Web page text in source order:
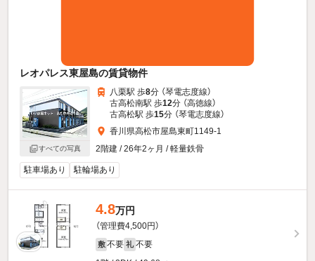
レオパレス東屋島の賃貸物件
すべての写真
八栗駅 歩8分 （琴電志度線）
古高松南駅 歩12分 （高徳線）
古高松駅 歩15分 （琴電志度線）
香川県高松市屋島東町1149-1
2階建 / 26年2ヶ月 / 軽量鉄骨
駐車場あり 駐輪場あり
4.8万円
（管理費4,500円）
敷 不要 礼 不要